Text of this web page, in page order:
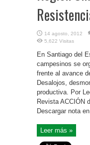
14 agosto, 2012
5,622 Visitas
En Santiago del
campesinos se
frente al avance
Desalojos,
productiva. Por
Revista ACCIÓN
Descargar nota
Leer más »